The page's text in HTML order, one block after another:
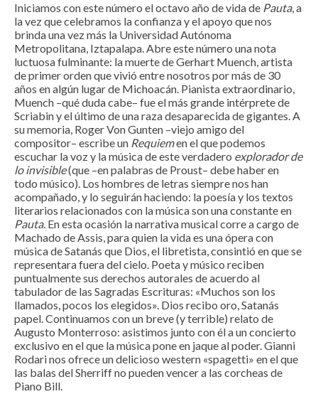
Iniciamos con este número el octavo año de vida de Pauta, a
la vez que celebramos la confianza y el apoyo que nos
brinda una vez más la Universidad Autónoma
Metropolitana, Iztapalapa. Abre este número una nota
luctuosa fulminante: la muerte de Gerhart Muench, artista
de primer orden que vivió entre nosotros por más de 30
años en algún lugar de Michoacán. Pianista extraordinario,
Muench –qué duda cabe– fue el más grande intérprete de
Scriabin y el último de una raza desaparecida de gigantes. A
su memoria, Roger Von Gunten –viejo amigo del
compositor– escribe un Requiemen el que podemos
escuchar la voz y la música de este verdadero explorador de
lo invisible(que –en palabras de Proust– debe haber en
todo músico). Los hombres de letras siempre nos han
acompañado, y lo seguirán haciendo: la poesía y los textos
literarios relacionados con la música son una constante en
Pauta. En esta ocasión la narrativa musical corre a cargo de
Machado de Assis, para quien la vida es una ópera con
música de Satanás que Dios, el libretista, consintió en que se
representara fuera del cielo. Poeta y músico reciben
puntualmente sus derechos autorales de acuerdo al
tabulador de las Sagradas Escrituras: «Muchos son los
llamados, pocos los elegidos». Dios recibo oro, Satanás
papel. Continuamos con un breve (y terrible) relato de
Augusto Monterroso: asistimos junto con él a un concierto
exclusivo en el que la música pone en jaque al poder. Gianni
Rodari nos ofrece un delicioso western «spagetti» en el que
las balas del Sherriff no pueden vencer a las corcheas de
Piano Bill.